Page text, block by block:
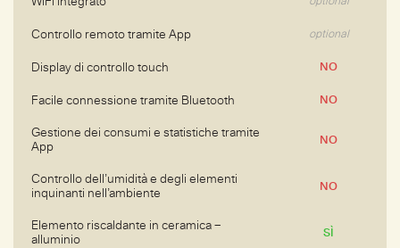
Controllo remoto tramite App optional
Display di controllo touch NO
Facile connessione tramite Bluetooth NO
Gestione dei consumi e statistiche tramite
App
NO
Controllo dell’umidità e degli elementi
inquinanti nell’ambiente
NO
Elemento riscaldante in ceramica –
alluminio
SÌ